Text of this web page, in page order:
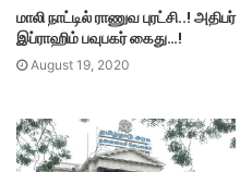
மாலி நாட்டில் ராணுவ புரட்சி..! அதிபர்
இப்ராஹிம் பவுபகர் கைது…!
August 19, 2020